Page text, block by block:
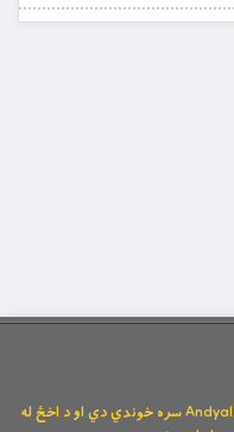
د وېبپاڼې ټولې توکیزې او مانیزې رښتې له Andyal.com سره خوندي دي او د اخځ له